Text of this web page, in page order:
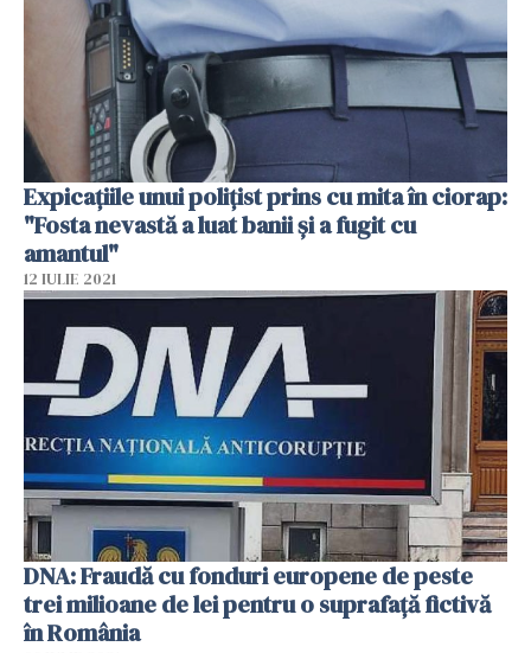
Expicaţiile unui poliţist prins cu mita în ciorap:
"Fosta nevastă a luat banii şi a fugit cu
amantul"
12 IULIE 2021
DNA: Fraudă cu fonduri europene de peste
trei milioane de lei pentru o suprafaţă fictivă
în România